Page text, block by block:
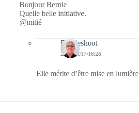
Bonjour Bernie
Quelle belle initiative.
@mitié
Bernieshoot
23/05/2017/16:26
Elle mérite d’être mise en lumière